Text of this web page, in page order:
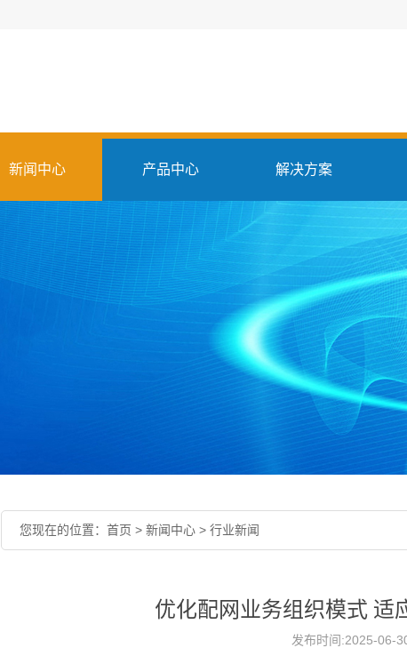
新闻中心 产品中心 解决方案
您现在的位置： 首页 > 新闻中心 > 行业新闻
优化配网业务组织模式 适
发布时间:2025-06-